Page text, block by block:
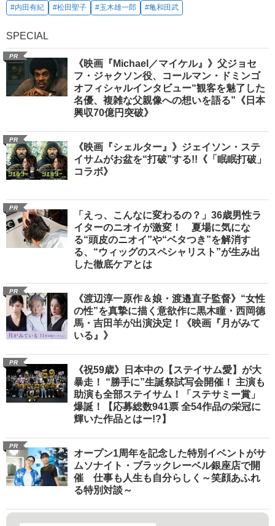
#内田有紀
#松田聖子 #玉木雄一郎 #亀和田武
SPECIAL
PR
《映画『Michael／マイケル』》父ジョセ
フ・ジャクソン役、コールマン・ドミンゴ
オフィシャルインタビュー“観客を魅了した
名優、複雑な父親像への想いを語る”《日本
興収70億円突破》
PR
《映画『シェルター』》ジェイソン・ステ
イサムがお盆を“打破”する!!《「眠眠打破」
コラボ》
PR
「えっ、こんなに変わるの？」36歳男性ラ
イターのニオイが激変！ 夏場に気にな
る“頭皮のニオイ”や“ベタつき”を解消す
る、“ウィッグのスペシャリスト”が生み出
した徹底ケアとは
PR
《渡辺淳一原作＆娘・渡邉直子監督》“女性
の性”を真摯に描く意欲作に黒木瞳・西岡德
馬・吉田羊が出演決定！《映画『月がみて
いる』》
PR
《祝59歳》日本中の【ステイサム愛】が大
暴走！ “勝手に”生誕祭試写会開催！ 主演も
助演も全部ステイサム！「ステサミー賞」
爆誕！【応募総数941票 全54作品の栄冠に
輝いた作品とはー!?】
PR
オープン1周年を記念した特別イベントがサ
ムソナイト・ブラックレーベル銀座店で開
催 仕事も人生も自分らしく～笑顔あふれ
る特別対談～